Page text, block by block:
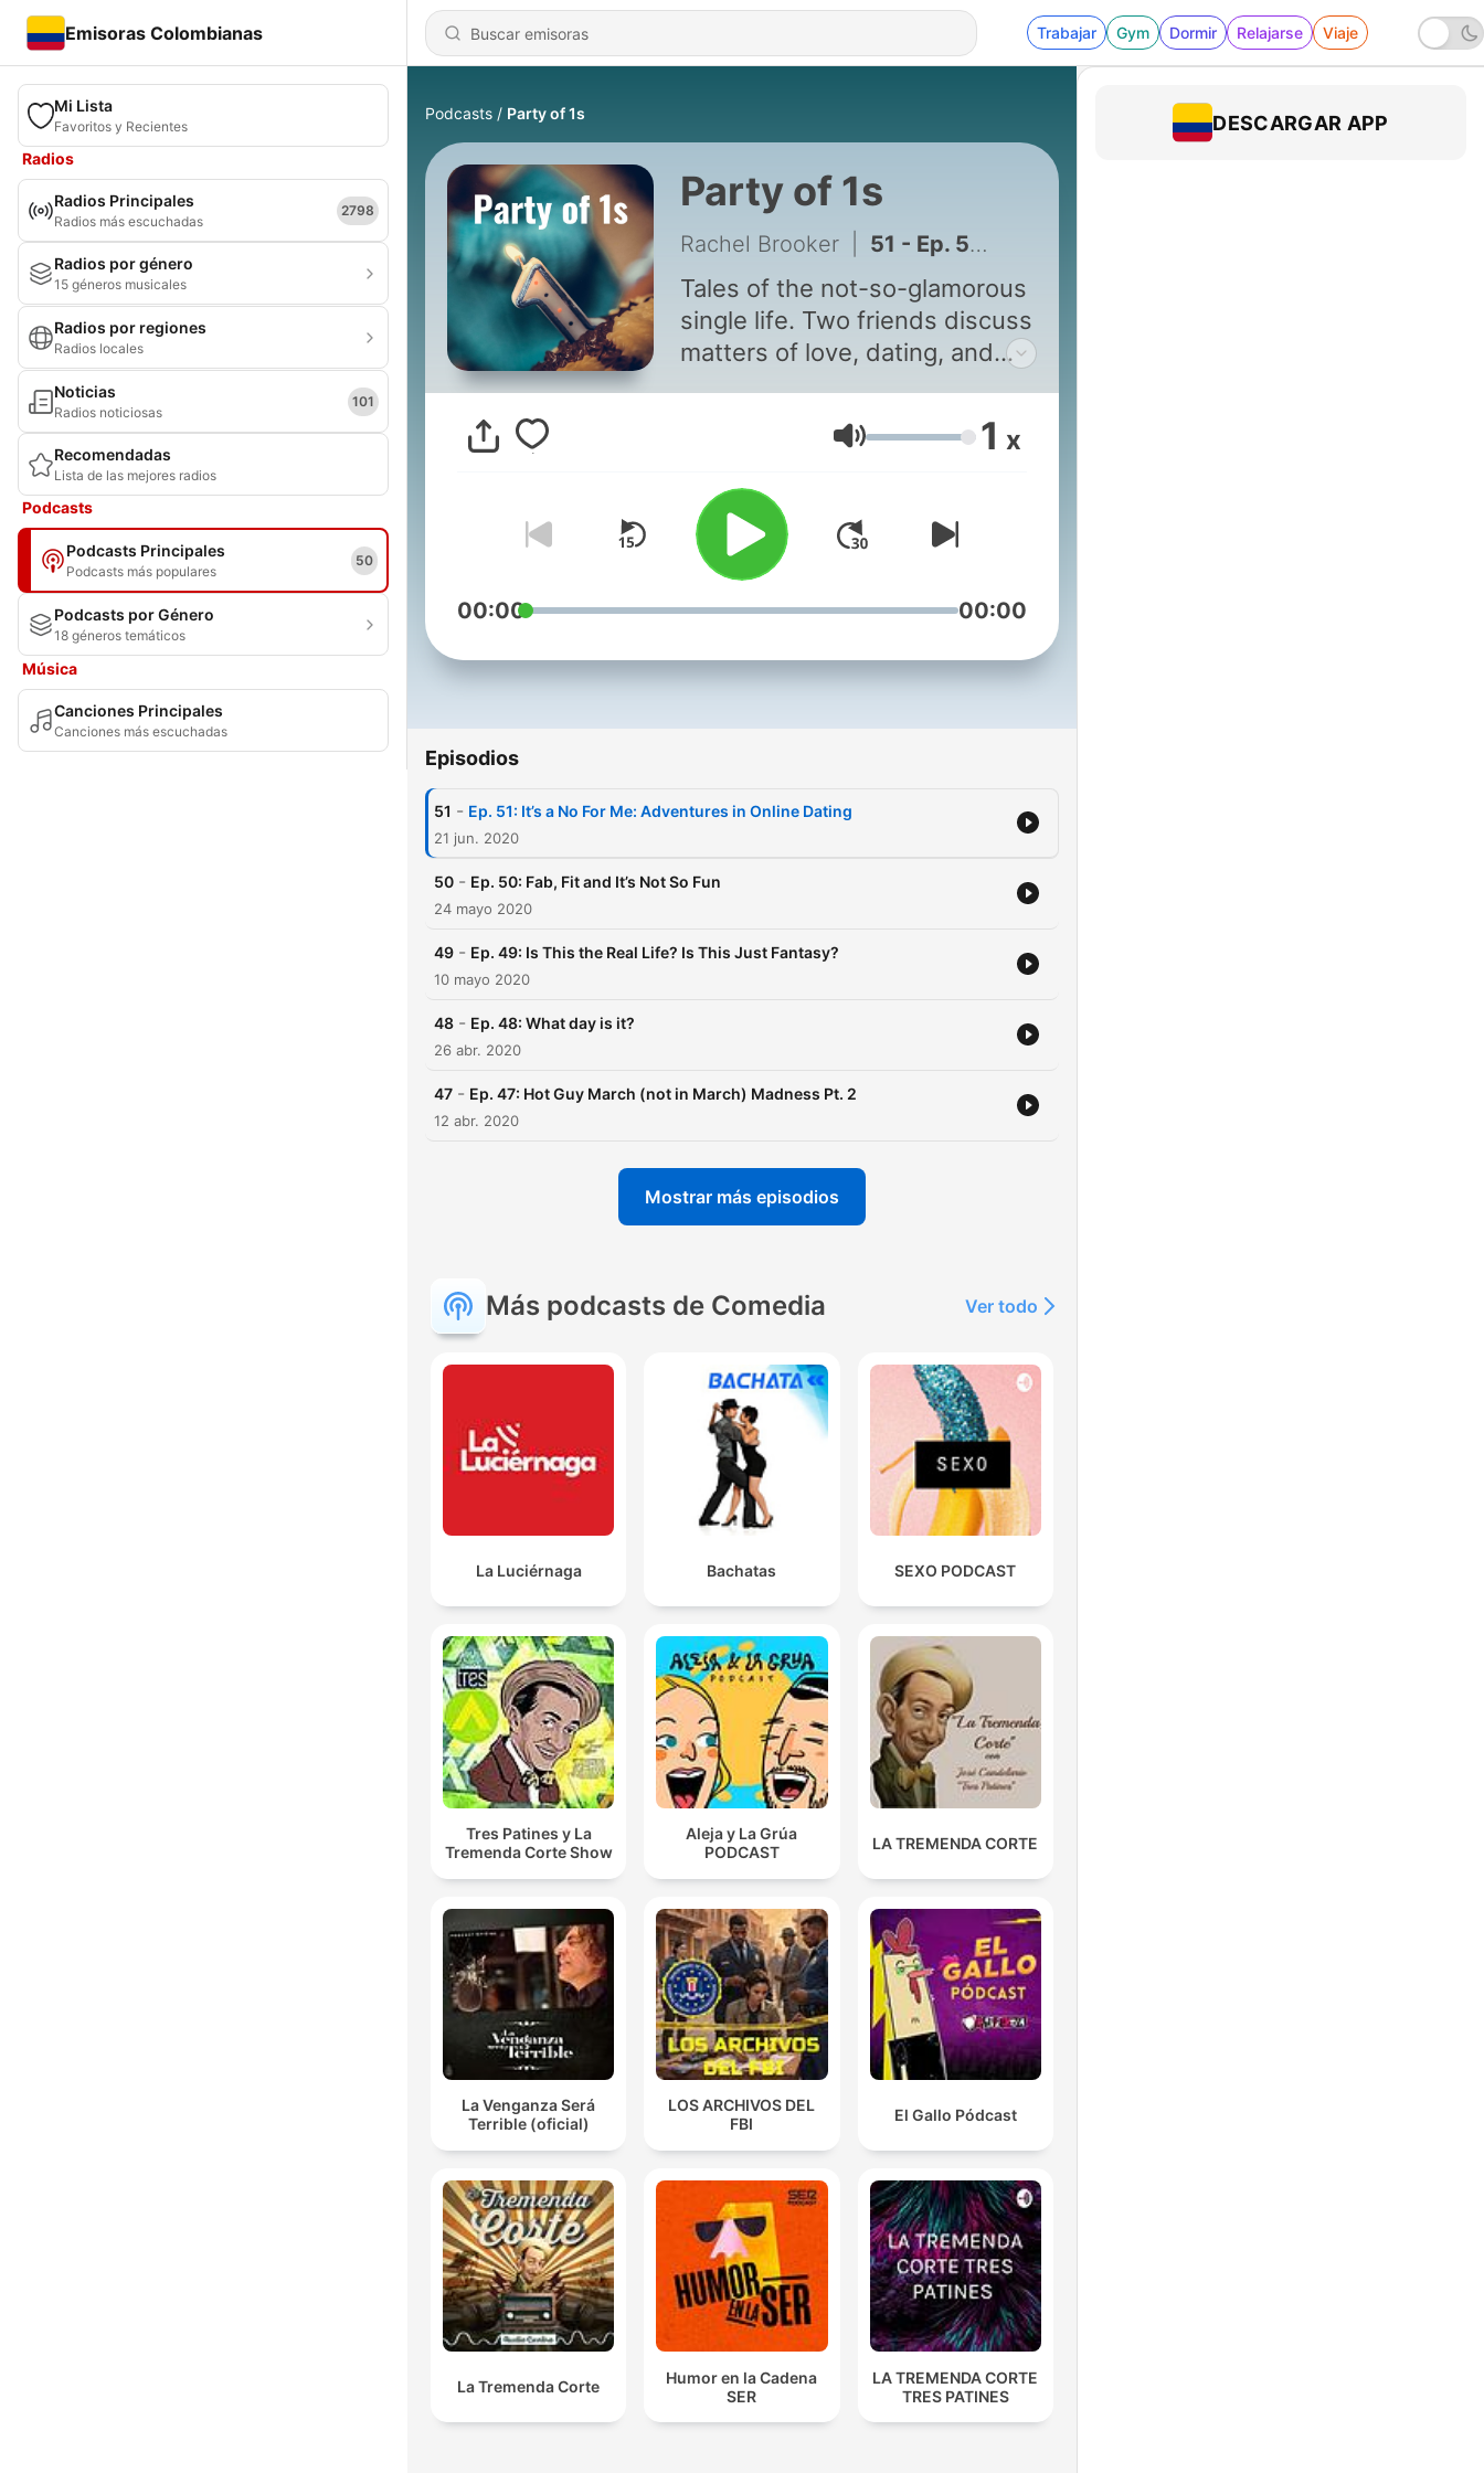
Emisoras Colombianas Trabajar Gym Dormir Relajarse Viaje
Mi Lista
Favoritos y Recientes
Radios
Radios Principales
Radios más escuchadas
2798
Radios por género
15 géneros musicales
Radios por regiones
Radios locales
Noticias
Radios noticiosas
101
Recomendadas
Lista de las mejores radios
Podcasts
Podcasts Principales
Podcasts más populares
50
Podcasts por Género
18 géneros temáticos
Música
Canciones Principales
Canciones más escuchadas
Podcasts Party of 1s
Party of 1s
Rachel Brooker 51 - Ep. 51: It’s a No For Me: Adventures in Online Dating
Tales of the not-so-glamorous
single life. Two friends discuss
matters of love, dating, and
by Gift Habeshaw on
https://unsplash.com/@gift
Volumen 1 x
00:00 00:00
Episodios
51 - Ep. 51: It’s a No For Me: Adventures in Online Dating
21 jun. 2020
50 - Ep. 50: Fab, Fit and It’s Not So Fun
24 mayo 2020
49 - Ep. 49: Is This the Real Life? Is This Just Fantasy?
10 mayo 2020
48 - Ep. 48: What day is it?
26 abr. 2020
47 - Ep. 47: Hot Guy March (not in March) Madness Pt. 2
12 abr. 2020
Mostrar más episodios
Más podcasts de Comedia Ver todo
La Luciérnaga Bachatas SEXO PODCAST
Tres Patines y La
Tremenda Corte Show
Aleja y La Grúa
PODCAST
LA TREMENDA CORTE
La Venganza Será
Terrible (oficial)
LOS ARCHIVOS DEL
FBI
El Gallo Pódcast
La Tremenda Corte
Humor en la Cadena
SER
LA TREMENDA CORTE
TRES PATINES
DESCARGAR APP